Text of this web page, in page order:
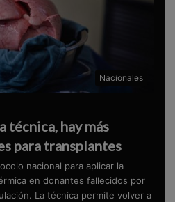
Nacionales
técnica, hay más
para transplantes
nacional para aplicar la
en donantes fallecidos por
La técnica permite volver a